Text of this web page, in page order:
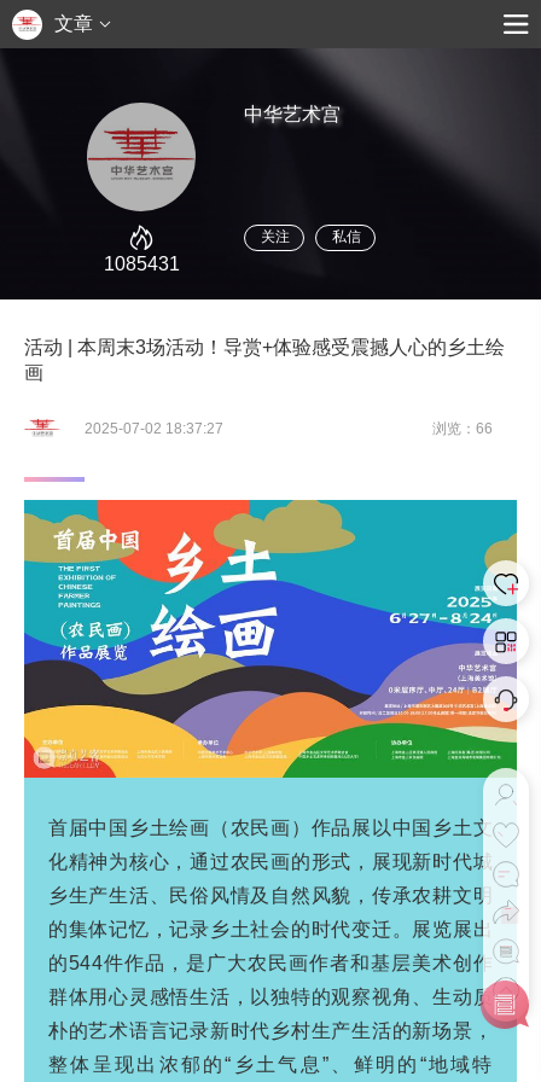
文章
1085431
中华艺术宫
关注 私信
活动 | 本周末3场活动！导赏+体验感受震撼人心的乡土绘
画
2025-07-02 18:37:27 浏览：66
首届中国乡土绘画（农民画）作品展以中国乡土文
化精神为核心，通过农民画的形式，展现新时代城
乡生产生活、民俗风情及自然风貌，传承农耕文明
的集体记忆，记录乡土社会的时代变迁。展览展出
的544件作品，是广大农民画作者和基层美术创作
群体用心灵感悟生活，以独特的观察视角、生动质
朴的艺术语言记录新时代乡村生产生活的新场景，
整体呈现出浓郁的“乡土气息”、鲜明的“地域特